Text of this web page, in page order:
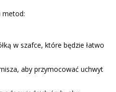
metod:
w szafce, które będzie łatwo
aby przymocować uchwyt